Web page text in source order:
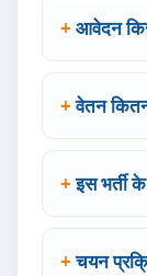
आवेदन
वेतन
इस भर्ती
चयन